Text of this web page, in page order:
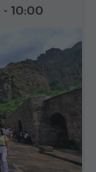
- 10:00